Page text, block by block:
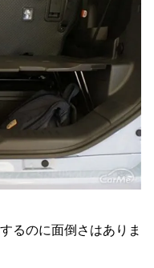
るのに面倒さはありま